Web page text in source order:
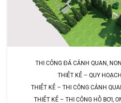
THI CÔNG ĐÁ CẢNH QUAN,
THIẾT KẾ – QUY
THIẾT KẾ – THI CÔNG CẢNH
THIẾT KẾ – THI CÔNG HỒ BƠI,